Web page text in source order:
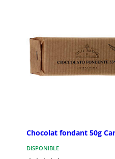
Chocolat fondant 50g
DISPONIBLE